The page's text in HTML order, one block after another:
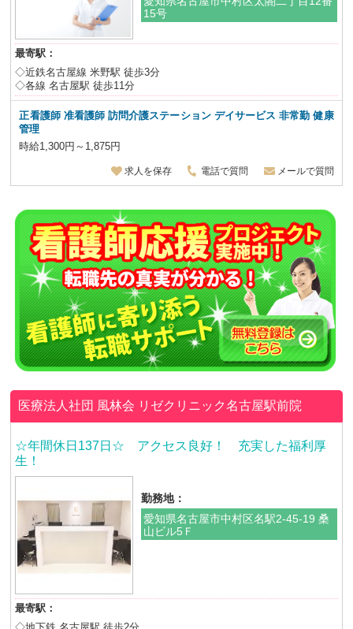
15号
最寄駅：
◇近鉄名古屋線 米野駅 徒歩3分
◇各線 名古屋駅 徒歩11分
正看護師 准看護師 訪問介護ステーション デイサービス 非常勤 健康
管理
時給1,300円～1,875円
求人を保存 電話で質問 メールで質問
医療法人社団 風林会 リゼクリニック名古屋駅前院
☆年間休日137日☆ アクセス良好！ 充実した福利厚
生！
勤務地：
愛知県名古屋市中村区名駅2-45-19 桑
山ビル5Ｆ
最寄駅：